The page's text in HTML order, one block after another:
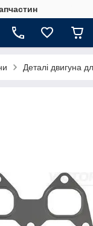
Деталі двигуна